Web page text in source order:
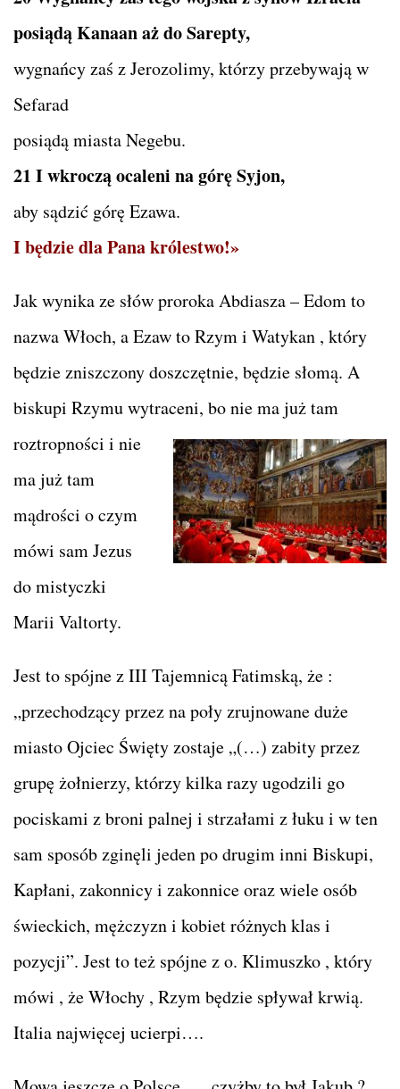
posiądą Kanaan aż do Sarepty,
wygnańcy zaś z Jerozolimy, którzy przebywają w
Sefarad
posiądą miasta Negebu.
21 I wkroczą ocaleni na górę Syjon,
aby sądzić górę Ezawa.
I będzie dla Pana królestwo!»
Jak wynika ze słów proroka Abdiasza – Edom to
nazwa Włoch, a Ezaw to Rzym i Watykan , który
będzie zniszczony doszczętnie, będzie słomą. A
biskupi Rzymu wytraceni, bo nie ma już tam
roztropności i nie
ma już tam
mądrości o czym
mówi sam Jezus
do mistyczki
Marii Valtorty.
Jest to spójne z III Tajemnicą Fatimską, że :
„przechodzący przez na poły zrujnowane duże
miasto Ojciec Święty zostaje „(…) zabity przez
grupę żołnierzy, którzy kilka razy ugodzili go
pociskami z broni palnej i strzałami z łuku i w ten
sam sposób zginęli jeden po drugim inni Biskupi,
Kapłani, zakonnicy i zakonnice oraz wiele osób
świeckich, mężczyzn i kobiet różnych klas i
pozycji”. Jest to też spójne z o. Klimuszko , który
mówi , że Włochy , Rzym będzie spływał krwią.
Italia najwięcej ucierpi….